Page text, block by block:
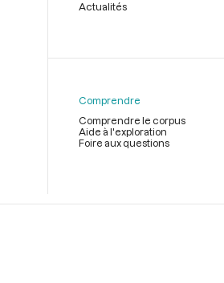
page
Actualités
Comprendre
Comprendre le corpus
Aide à l'exploration
Foire aux questions